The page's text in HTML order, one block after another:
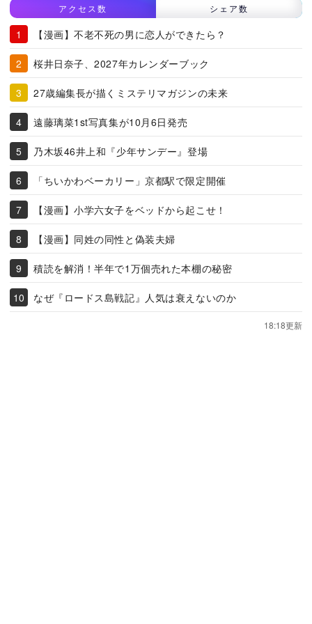
アクセス数 シェア数
【漫画】不老不死の男に恋人ができたら？
桜井日奈子、2027年カレンダーブック
27歳編集長が描くミステリマガジンの未来
遠藤璃菜1st写真集が10月6日発売
乃木坂46井上和『少年サンデー』登場
「ちいかわベーカリー」京都駅で限定開催
【漫画】小学六女子をベッドから起こせ！
【漫画】同姓の同性と偽装夫婦
積読を解消！半年で1万個売れた本棚の秘密
なぜ『ロードス島戦記』人気は衰えないのか
18:18更新